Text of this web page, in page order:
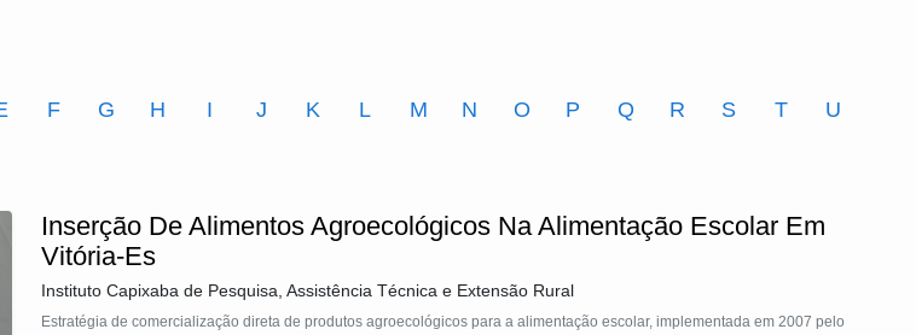
F G H I J K L M N O P Q R S T
U
Inserção De Alimentos Agroecológicos Na Alimentação Escolar Em
Vitória-Es
Instituto Capixaba de Pesquisa, Assistência Técnica e Extensão Rural
Estratégia de comercialização direta de produtos agroecológicos para a alimentação escolar, implementada em 2007 pelo